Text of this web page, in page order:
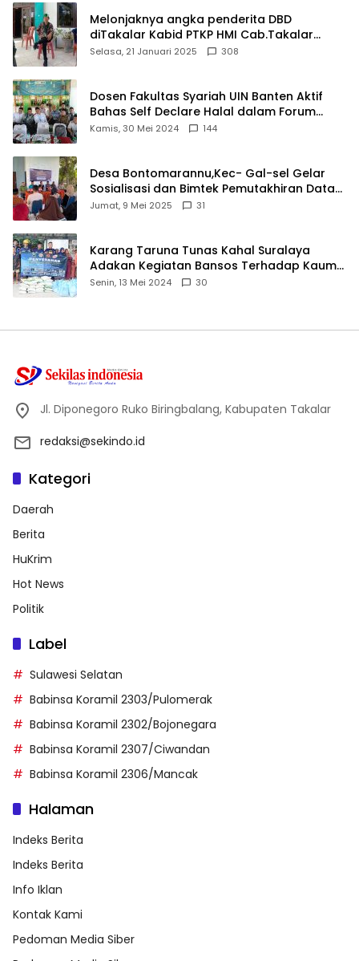
Melonjaknya angka penderita DBD
diTakalar Kabid PTKP HMI Cab.Takalar
angkat bicara
Selasa, 21 Januari 2025 308
Dosen Fakultas Syariah UIN Banten Aktif
Bahas Self Declare Halal dalam Forum
Ijtima Ulama MUI
Kamis, 30 Mei 2024 144
Desa Bontomarannu,Kec- Gal-sel Gelar
Sosialisasi dan Bimtek Pemutakhiran Data
ID
Jumat, 9 Mei 2025 31
Karang Taruna Tunas Kahal Suralaya
Adakan Kegiatan Bansos Terhadap Kaum
Dhuafa dan Anak Yatim-Piatu
Senin, 13 Mei 2024 30
Jl. Diponegoro Ruko Biringbalang, Kabupaten Takalar
redaksi@sekindo.id
Kategori
Daerah
Berita
HuKrim
Hot News
Politik
Label
Sulawesi Selatan
Babinsa Koramil 2303/Pulomerak
Babinsa Koramil 2302/Bojonegara
Babinsa Koramil 2307/Ciwandan
Babinsa Koramil 2306/Mancak
Halaman
Indeks Berita
Indeks Berita
Info Iklan
Kontak Kami
Pedoman Media Siber